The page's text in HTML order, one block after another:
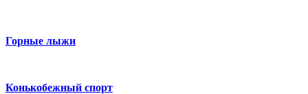
Горные лыжи
Конькобежный спорт